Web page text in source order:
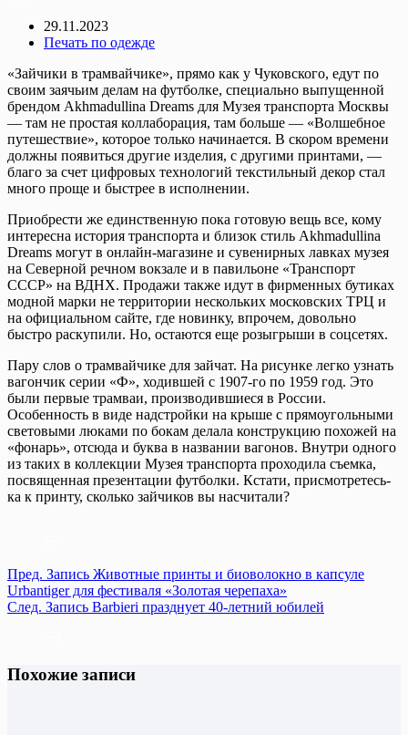
29.11.2023
Печать по одежде
«Зайчики в трамвайчике», прямо как у Чуковского, едут по
своим заячьим делам на футболке, специально выпущенной
брендом Akhmadullina Dreams для Музея транспорта Москвы
— там не простая коллаборация, там больше — «Волшебное
путешествие», которое только начинается. В скором времени
должны появиться другие изделия, с другими принтами, —
благо за счет цифровых технологий текстильный декор стал
много проще и быстрее в исполнении.
Приобрести же единственную пока готовую вещь все, кому
интересна история транспорта и близок стиль Akhmadullina
Dreams могут в онлайн-магазине и сувенирных лавках музея
на Северной речном вокзале и в павильоне «Транспорт
СССР» на ВДНХ. Продажи также идут в фирменных бутиках
модной марки не территории нескольких московских ТРЦ и
на официальном сайте, где новинку, впрочем, довольно
быстро раскупили. Но, остаются еще розыгрыши в соцсетях.
Пару слов о трамвайчике для зайчат. На рисунке легко узнать
вагончик серии «Ф», ходившей с 1907-го по 1959 год. Это
были первые трамваи, производившиеся в России.
Особенность в виде надстройки на крыше с прямоугольными
световыми люками по бокам делала конструкцию похожей на
«фонарь», отсюда и буква в названии вагонов. Внутри одного
из таких в коллекции Музея транспорта проходила съемка,
посвященная презентации футболки. Кстати, присмотретесь-
ка к принту, сколько зайчиков вы насчитали?
Пред. Запись Животные принты и биоволокно в капсуле
Urbantiger для фестиваля «Золотая черепаха»
След. Запись Barbieri празднует 40-летний юбилей
Похожие записи